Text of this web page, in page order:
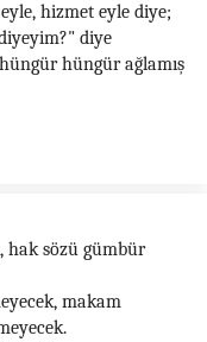
hizmet eyle diye;
diye
hüngür ağlamış
hak sözü gümbür
makam